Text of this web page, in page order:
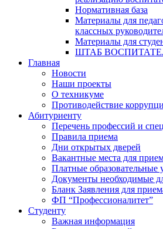
Нормативная база
Материалы для
классных
Материалы для
ШТАБ
Главная
Новости
Наши проекты
О техникуме
Противодействие
Абитуриенту
Перечень профессий и
Правила приема
Дни открытых дверей
Вакантные места для
Платные образовательные
Документы необходимые
Бланк Заявления для
ФП “Профессионалитет”
Студенту
Важная информация